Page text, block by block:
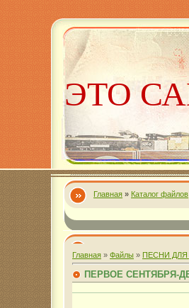
ЭТО
Главная » Каталог файлов
Главная » Файлы » ПЕСНИ ДЛЯ
ПЕРВОЕ СЕНТЯБРЯ-